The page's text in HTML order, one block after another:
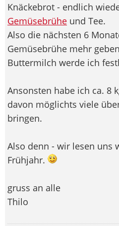
Knäckebrot - endlich
Gemüsebrühe und Tee.
Also die nächsten 6
Gemüsebrühe mehr
Buttermilch werde ich
Ansonsten habe ich ca. 8
davon möglichts viele
bringen.
Also denn - wir lesen uns
Frühjahr.
gruss an alle
Thilo